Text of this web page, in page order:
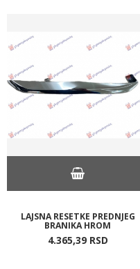
LAJSNA RESETKE PREDNJEG
BRANIKA HROM
4.365,39 RSD